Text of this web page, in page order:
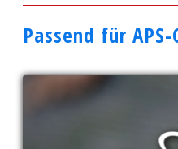
Passend für